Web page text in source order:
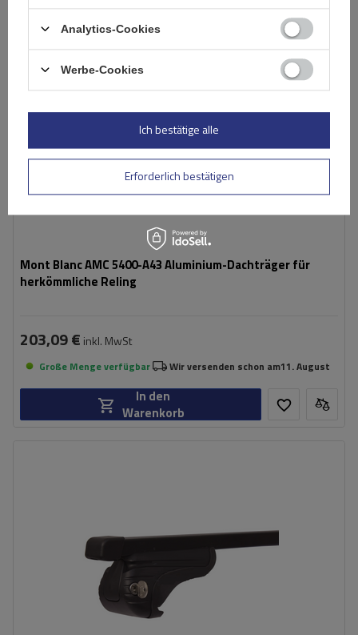
Mont Blanc AMC 5400-A43 Aluminium-Dachträger für
herkömmliche Reling
203,09 € inkl. MwSt
Große Menge verfügbar Wir versenden schon am11. August
In den
Warenkorb
Analytics-Cookies
Werbe-Cookies
Erforderlich bestätigen
Ich bestätige alle